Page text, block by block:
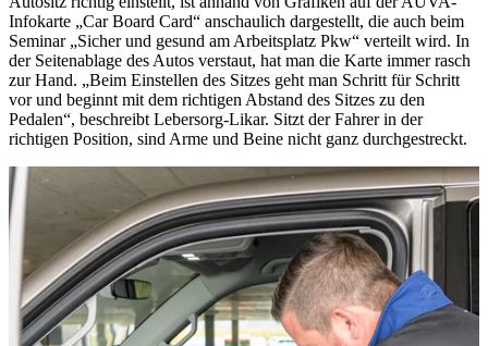
Infokarte „Car Board Card“ anschaulich dargestellt, die auch beim
Seminar „Sicher und gesund am Arbeitsplatz Pkw“ verteilt wird. In
der Seitenablage des Autos verstaut, hat man die Karte immer rasch
zur Hand. „Beim Einstellen des Sitzes geht man Schritt für Schritt
vor und beginnt mit dem richtigen Abstand des Sitzes zu den
Pedalen“, beschreibt Lebersorg-Likar. Sitzt der Fahrer in der
richtigen Position, sind Arme und Beine nicht ganz durchgestreckt.